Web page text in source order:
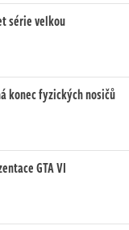
série velkou
konec fyzických nosičů
GTA VI